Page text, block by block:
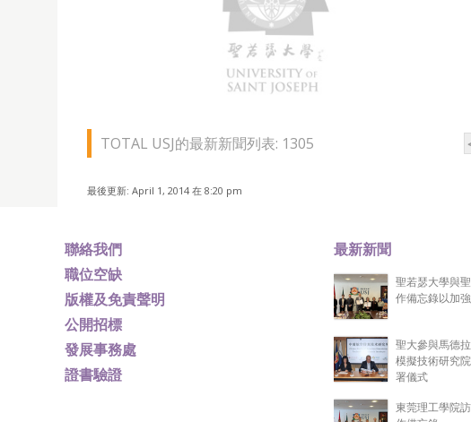
聖若瑟大學組織學生參與種植紅樹林
聖若瑟大學環保委員會與科學及環境研究所（ISE）的學術
人員、行政人員以及聖大學生參加氹仔沿岸種植紅樹林活動
TOTAL USJ的最新新聞列表: 1305
最後更新: April 1, 2014 在 8:20 pm
聯絡我們
職位空缺
版權及免責聲明
公開招標
發展事務處
證書驗證
最新新聞
聖若瑟大學與
作備忘錄以加
聖大參與馬德
模擬技術研究
署儀式
東莞理工學院